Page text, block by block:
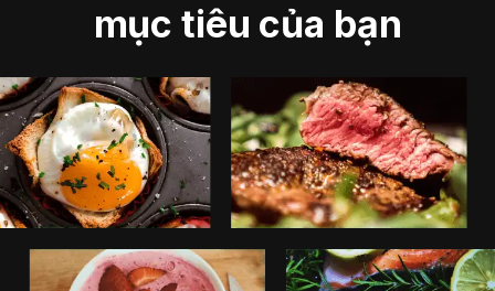
mục tiêu của bạn